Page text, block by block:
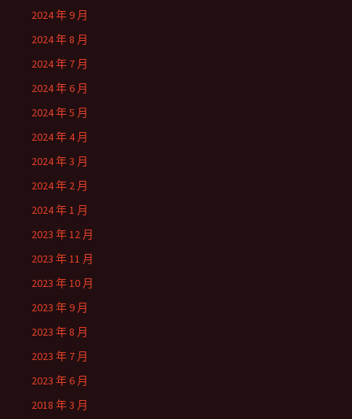
2024 年 9 月
2024 年 8 月
2024 年 7 月
2024 年 6 月
2024 年 5 月
2024 年 4 月
2024 年 3 月
2024 年 2 月
2024 年 1 月
2023 年 12 月
2023 年 11 月
2023 年 10 月
2023 年 9 月
2023 年 8 月
2023 年 7 月
2023 年 6 月
2018 年 3 月